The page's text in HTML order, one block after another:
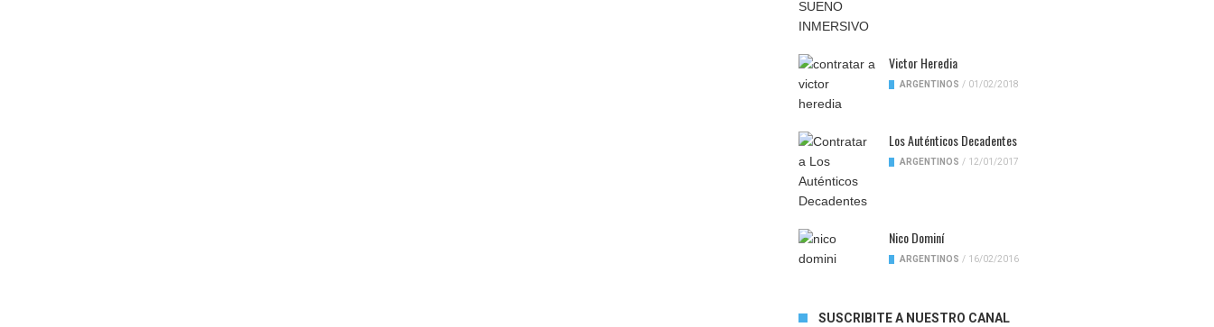
Victor Heredia
ARGENTINOS / 01/02/2018
Los Auténticos Decadentes
ARGENTINOS / 12/01/2017
Nico Dominí
ARGENTINOS / 16/02/2016
SUSCRIBITE A NUESTRO CANAL